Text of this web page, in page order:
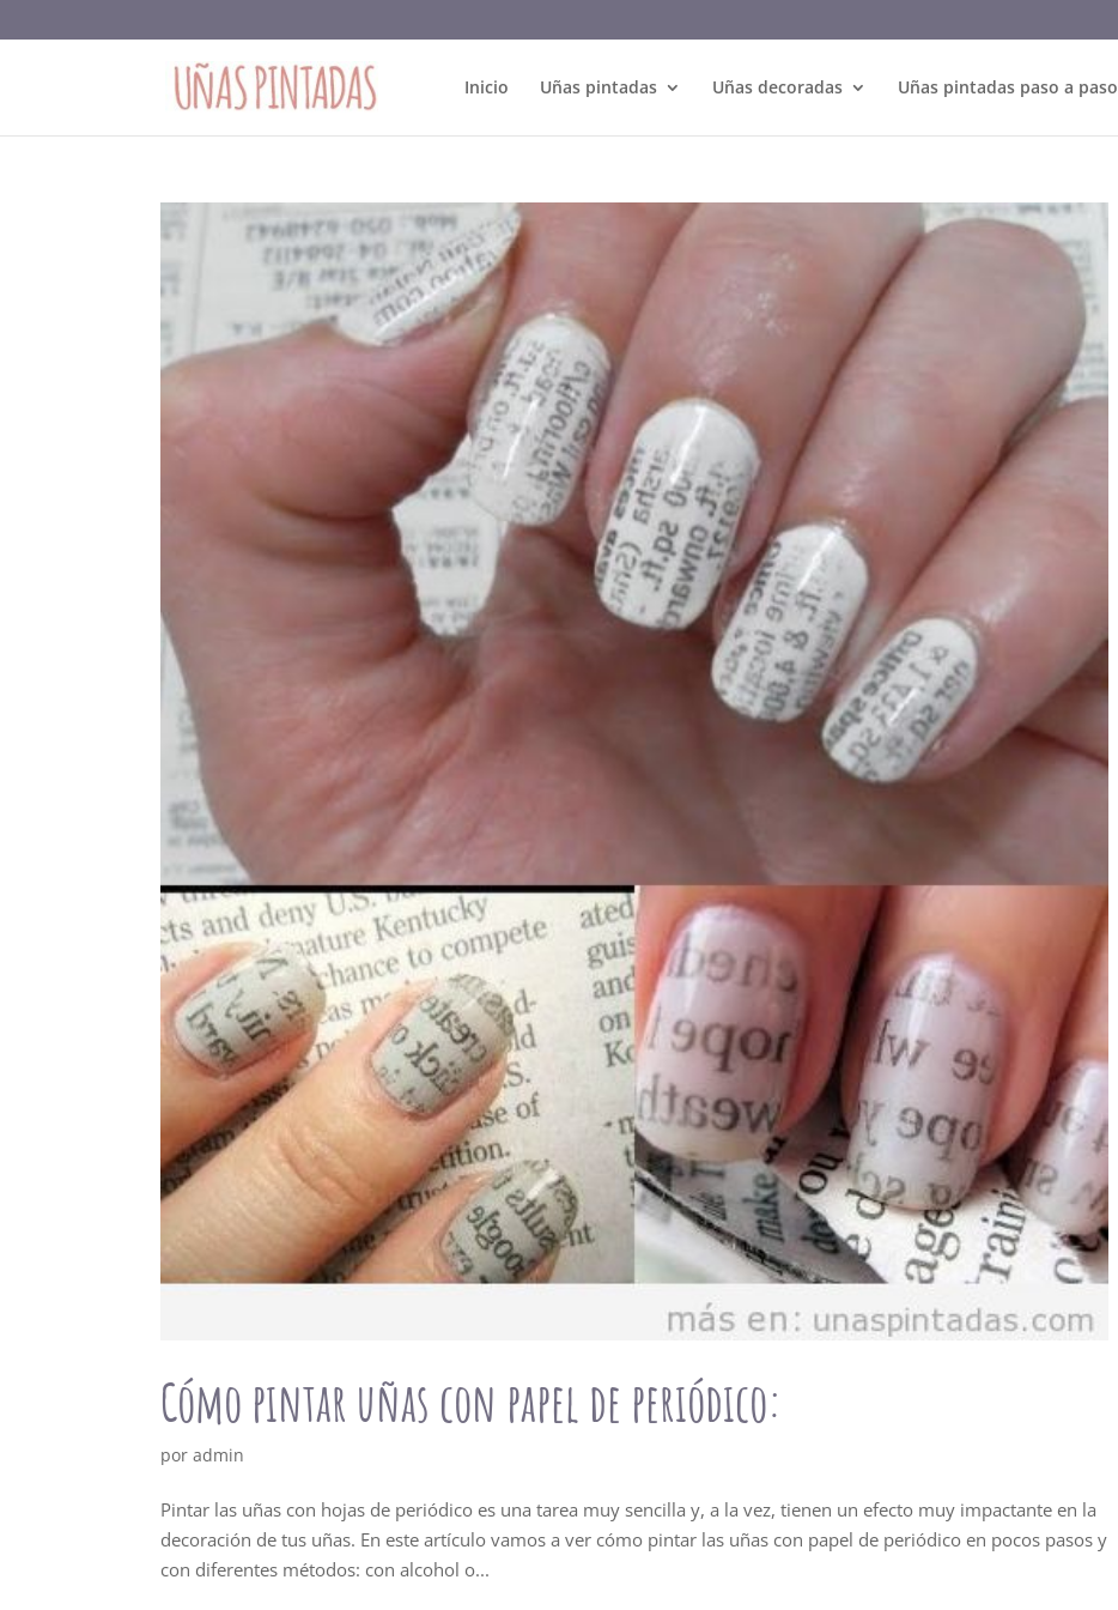
Inicio Uñas pintadas Uñas decoradas Uñas pintadas paso a paso
Cómo pintar uñas con papel de periódico:
poradmin
Pintar las uñas con hojas de periódico es una tarea muy sencilla y, a la vez, tienen un efecto muy impactante en la
decoración de tus uñas. En este artículo vamos a ver cómo pintar las uñas con papel de periódico en pocos pasos y
con diferentes métodos: con alcohol o...